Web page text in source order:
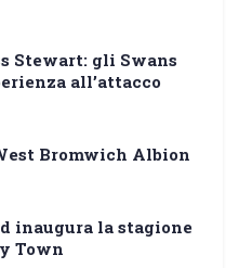
Stewart: gli Swans
all’attacco
Bromwich Albion
inaugura la stagione
Town